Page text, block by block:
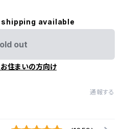
available
out
住まいの方向け
通報する